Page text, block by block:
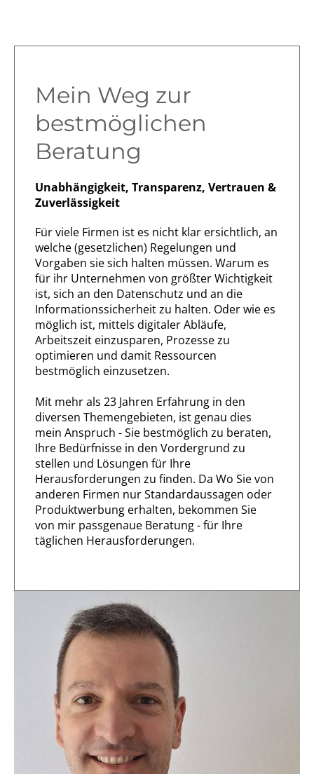
Mein Weg zur
bestmöglichen
Beratung
Unabhängigkeit, Transparenz, Vertrauen &
Zuverlässigkeit
Für viele Firmen ist es nicht klar ersichtlich, an
welche (gesetzlichen) Regelungen und
Vorgaben sie sich halten müssen. Warum es
für ihr Unternehmen von größter Wichtigkeit
ist, sich an den Datenschutz und an die
Informationssicherheit zu halten. Oder wie es
möglich ist, mittels digitaler Abläufe,
Arbeitszeit einzusparen, Prozesse zu
optimieren und damit Ressourcen
bestmöglich einzusetzen.
Mit mehr als 23 Jahren Erfahrung in den
diversen Themengebieten, ist genau dies
mein Anspruch - Sie bestmöglich zu beraten,
Ihre Bedürfnisse in den Vordergrund zu
stellen und Lösungen für Ihre
Herausforderungen zu finden. Da Wo Sie von
anderen Firmen nur Standardaussagen oder
Produktwerbung erhalten, bekommen Sie
von mir passgenaue Beratung - für Ihre
täglichen Herausforderungen.